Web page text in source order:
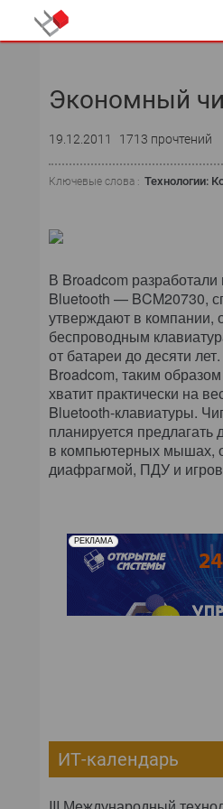
Экономный
19.12.2011 1713 прочтений
Ключевые слова : Технологии:
В Broadcom
Bluetooth — BCM20730,
утверждают в компании,
беспроводным
от батареи до десяти
Broadcom, таким
хватит практически на
Bluetooth-клавиатуры.
планируется предлагать
в компьютерных мышах,
диафрагмой, ПДУ и
РЕКЛАМА
ИТ-календарь